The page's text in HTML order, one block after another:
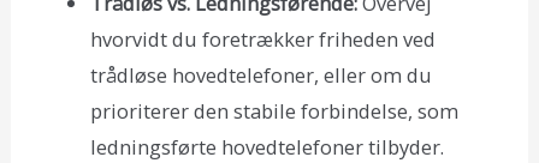
hvorvidt du foretrækker friheden ved
trådløse hovedtelefoner, eller om du
prioriterer den stabile forbindelse, som
ledningsførte hovedtelefoner tilbyder.